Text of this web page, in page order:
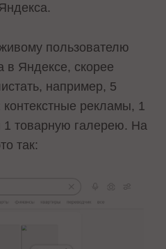
пользователю
в Яндексе, скорее
например, 5
рекламы, 1
1 товарную галерею. На
так: